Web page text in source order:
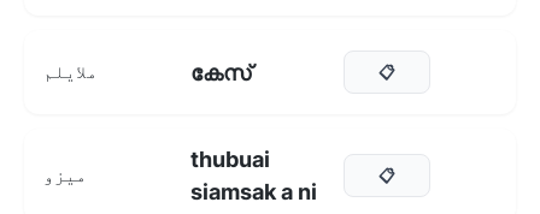
ملایلم കേസ് 📋
ميزو
thubuai
siamsak a ni
📋